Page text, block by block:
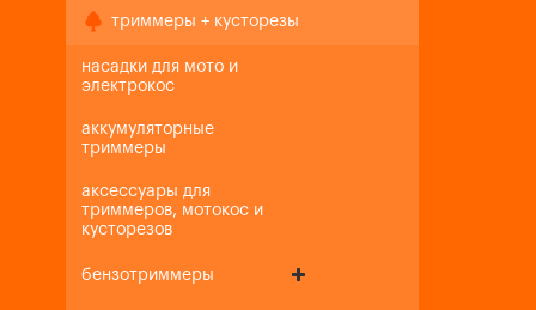
триммеры + кусторезы
насадки для мото и
электрокос
аккумуляторные
триммеры
аксессуары для
триммеров, мотокос и
кусторезов
бензотриммеры